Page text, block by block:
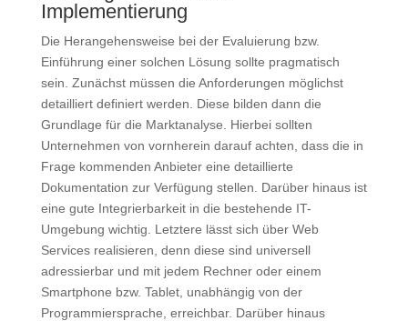
Implementierung
Die Herangehensweise bei der Evaluierung bzw.
Einführung einer solchen Lösung sollte pragmatisch
sein. Zunächst müssen die Anforderungen möglichst
detailliert definiert werden. Diese bilden dann die
Grundlage für die Marktanalyse. Hierbei sollten
Unternehmen von vornherein darauf achten, dass die in
Frage kommenden Anbieter eine detaillierte
Dokumentation zur Verfügung stellen. Darüber hinaus ist
eine gute Integrierbarkeit in die bestehende IT-
Umgebung wichtig. Letztere lässt sich über Web
Services realisieren, denn diese sind universell
adressierbar und mit jedem Rechner oder einem
Smartphone bzw. Tablet, unabhängig von der
Programmiersprache, erreichbar. Darüber hinaus